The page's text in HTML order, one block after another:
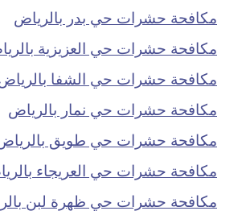
مكافحة حشرات حي بدر بالرياض
مكافحة حشرات حي العزيزية
مكافحة حشرات حي الشفا
مكافحة حشرات حي نمار بالرياض
مكافحة حشرات حي طويق
مكافحة حشرات حي العريجاء
مكافحة حشرات حي ظهرة لبن